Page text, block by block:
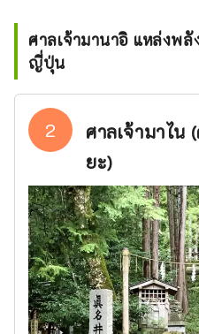
ศาลเจ้ามานาอิ แหล่งพ
ญี่ปุ่น
2
ศาลเจ้ามาไน
ยะ)